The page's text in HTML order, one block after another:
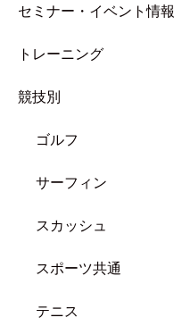
セミナー・イベント情報
トレーニング
競技別
ゴルフ
サーフィン
スカッシュ
スポーツ共通
テニス